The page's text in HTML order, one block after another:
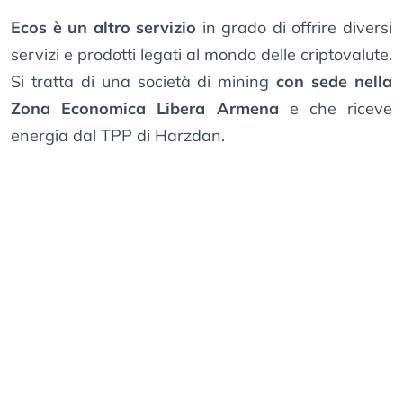
Ecos è un altro servizio in grado di offrire diversi
servizi e prodotti legati al mondo delle criptovalute.
Si tratta di una società di miningcon sede nella
Zona Economica Libera Armena e che riceve
energia dal TPP di Harzdan.